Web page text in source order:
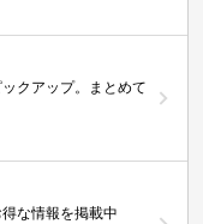
クアップ。まとめて
な情報を掲載中